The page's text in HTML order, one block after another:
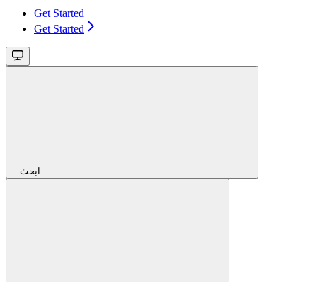
Get Started
Get Started
...ابحث